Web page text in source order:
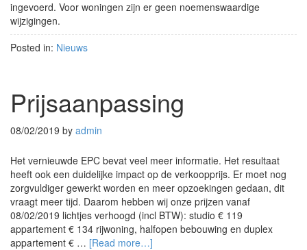
ingevoerd. Voor woningen zijn er geen noemenswaardige
wijzigingen.
Posted in: Nieuws
Prijsaanpassing
08/02/2019 by admin
Het vernieuwde EPC bevat veel meer informatie. Het resultaat
heeft ook een duidelijke impact op de verkoopprijs. Er moet nog
zorgvuldiger gewerkt worden en meer opzoekingen gedaan, dit
vraagt meer tijd. Daarom hebben wij onze prijzen vanaf
08/02/2019 lichtjes verhoogd (incl BTW): studio € 119
appartement € 134 rijwoning, halfopen bebouwing en duplex
appartement € … [Read more…]